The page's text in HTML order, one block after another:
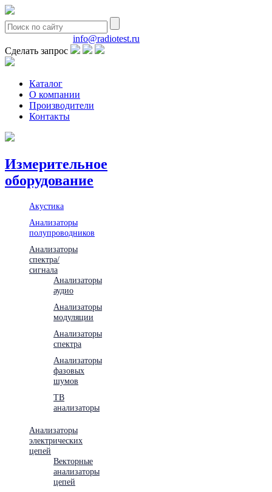
info@radiotest.ru
Сделать запрос
Каталог
О компании
Производители
Контакты
Измерительное
оборудование
Акустика
Анализаторы
полупроводников
Анализаторы
спектра/
сигнала
Анализаторы
аудио
Анализаторы
модуляции
Анализаторы
спектра
Анализаторы
фазовых
шумов
ТВ
анализаторы
Анализаторы
электрических
цепей
Векторные
анализаторы
цепей